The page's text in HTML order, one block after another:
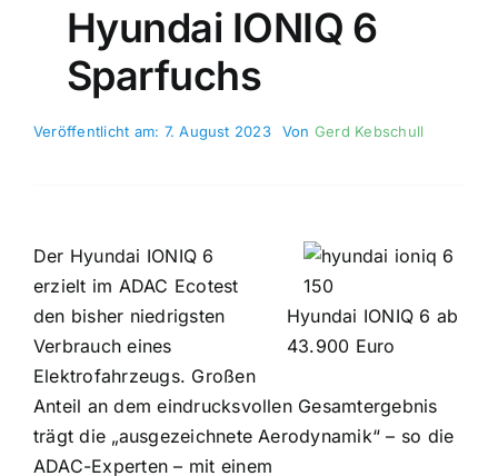
Hyundai IONIQ 6
Sparfuchs
Veröffentlicht am: 7. August 2023 Von Gerd Kebschull
Hyundai IONIQ 6 ab
43.900 Euro
Der Hyundai IONIQ 6
erzielt im ADAC Ecotest
den bisher niedrigsten
Verbrauch eines
Elektrofahrzeugs. Großen
Anteil an dem eindrucksvollen Gesamtergebnis
trägt die „ausgezeichnete Aerodynamik“ – so die
ADAC-Experten – mit einem